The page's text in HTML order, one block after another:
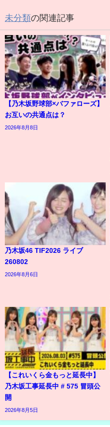
未分類の関連記事
【乃木坂野球部×バファローズ】
お互いの共通点は？
2026年8月8日
乃木坂46 TIF2026 ライブ
260802
2026年8月6日
【これいくら金もっと延長中】
乃木坂工事延長中 # 575 冒頭公
開
2026年8月5日